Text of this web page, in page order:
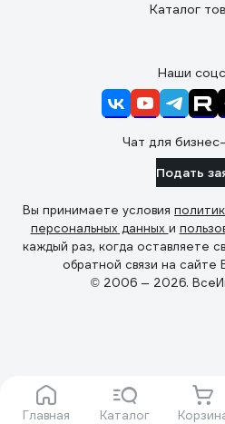
Главная Каталог
Каталог
Наши
Чат для
Подать
Вы принимаете условия
персональных данных и
каждый раз, когда оставляете
обратной связи на сайте
© 2006 — 2026.